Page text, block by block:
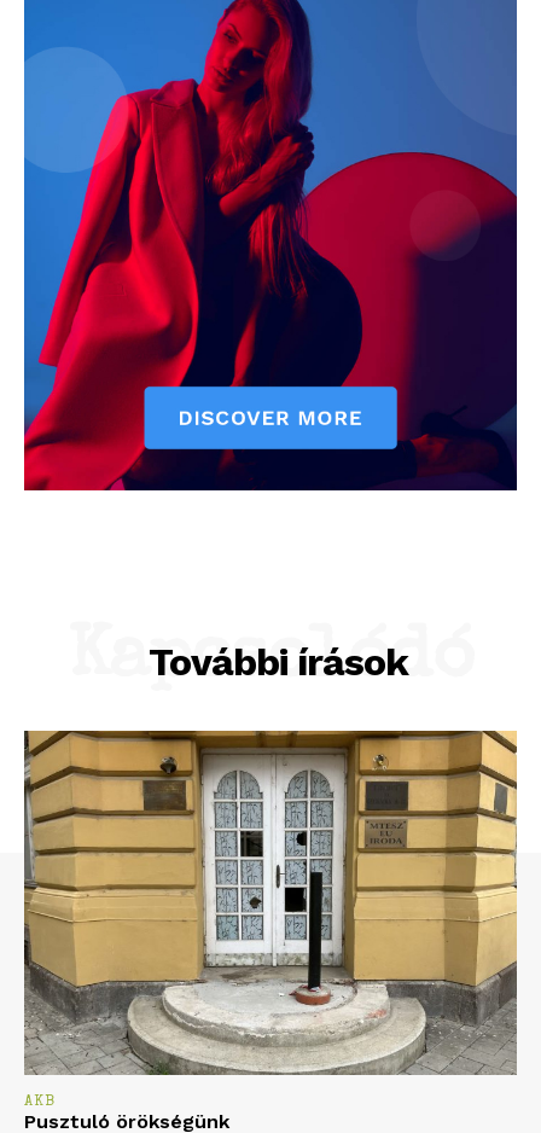
ELŐFIZETÉS
Hasznos
bSZ fiók
További írások
Kapcsolódó
AKB
Pusztuló örökségünk